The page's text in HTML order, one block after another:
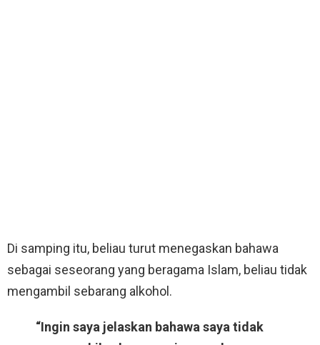
Di samping itu, beliau turut menegaskan bahawa
sebagai seseorang yang beragama Islam, beliau tidak
mengambil sebarang alkohol.
“Ingin saya jelaskan bahawa saya tidak